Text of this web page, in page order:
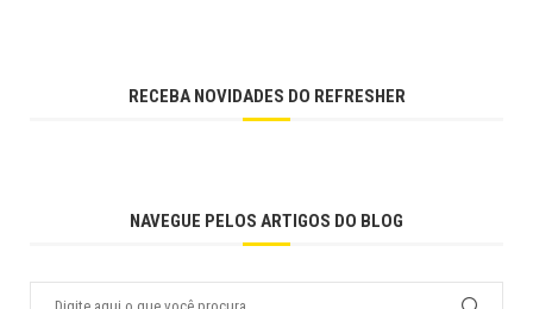
RECEBA NOVIDADES DO REFRESHER
NAVEGUE PELOS ARTIGOS DO BLOG